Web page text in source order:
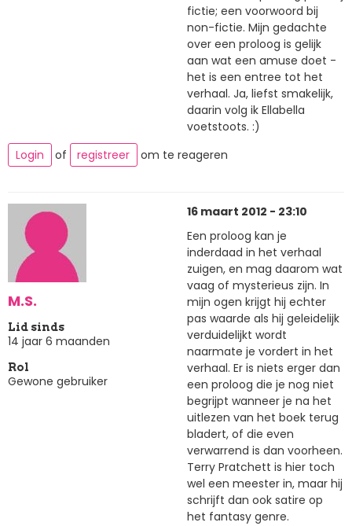
fictie; een voorwoord bij
non-fictie. Mijn gedachte
over een proloog is gelijk
aan wat een amuse doet -
het is een entree tot het
verhaal. Ja, liefst smakelijk,
daarin volg ik Ellabella
voetstoots. :)
Login
of registreer om te reageren
M.S.
Lid sinds
14 jaar 6 maanden
Rol
Gewone gebruiker
16 maart 2012 - 23:10
Een proloog kan je
inderdaad in het verhaal
zuigen, en mag daarom wat
vaag of mysterieus zijn. In
mijn ogen krijgt hij echter
pas waarde als hij geleidelijk
verduidelijkt wordt
naarmate je vordert in het
verhaal. Er is niets erger dan
een proloog die je nog niet
begrijpt wanneer je na het
uitlezen van het boek terug
bladert, of die even
verwarrend is dan voorheen.
Terry Pratchett is hier toch
wel een meester in, maar hij
schrijft dan ook satire op
het fantasy genre.